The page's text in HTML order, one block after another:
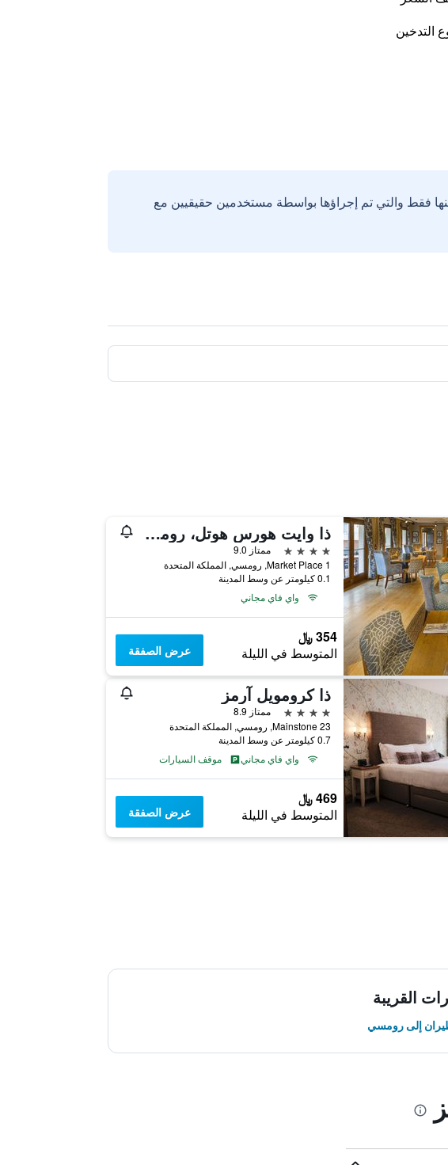
التدخين
فقط والتي تم إجراؤها بواسطة مستخدمين حقيقيين مع
ذا وايت هورس هوتل، رومسي، هامشير
4 نجوم
ممتاز 9.0
Market Place 1, رومسي, المملكة المتحدة
0.1 كيلومتر عن وسط المدينة
واي فاي مجاني
354 ﷼
المتوسط في الليلة عرض الصفقة
ذا كرومويل آرمز
4 نجوم
ممتاز 8.9
23 Mainstone, رومسي, المملكة المتحدة
0.7 كيلومتر عن وسط المدينة
واي فاي مجاني
موقف السيارات
469 ﷼
المتوسط في الليلة عرض الصفقة
القريبة
إلى رومسي